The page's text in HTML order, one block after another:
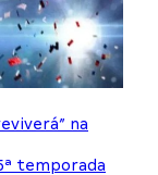
na
temporada